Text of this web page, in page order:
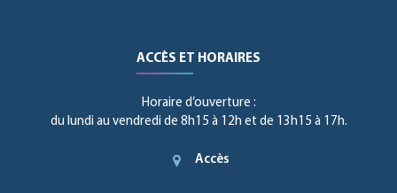
ACCÈS ET HORAIRES
Horaire d’ouverture :
du lundi au vendredi de 8h15 à 12h et de 13h15 à 17h.
Accès